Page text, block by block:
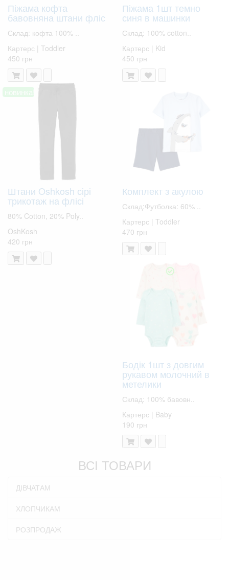
Піжама кофта
бавовняна штани фліс
Склад: кофта 100% ..
Картерс | Toddler
450 грн
Піжама 1шт темно
синя в машинки
Склад: 100% cotton..
Картерс | Kid
450 грн
новинка!
Штани Oshkosh сірі
трикотаж на флісі
80% Cotton, 20% Poly..
OshKosh
420 грн
Комплект з акулою
Склад:Футболка: 60% ..
Картерс | Toddler
470 грн
Бодік 1шт з довгим
рукавом молочний в
метелики
Склад: 100% бавовн..
Картерс | Baby
190 грн
ВСІ ТОВАРИ
ДІВЧАТАМ
ХЛОПЧИКАМ
РОЗПРОДАЖ